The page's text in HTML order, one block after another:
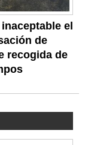
el
de
recogida de